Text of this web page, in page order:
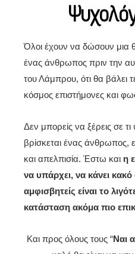
Όλοι έχουν να δώσουν μια
ένας άνθρωπος πριν την
του Λάμπρου, ότι θα βάλει
κόσμος επιστήμονες και
Δεν μπορείς να ξέρεις σε
βρίσκεται ένας άνθρωπος,
και απελπισία. Έστω και η
να υπάρχει, να κάνει
αμφισβητείς είναι το
κατάσταση ακόμα πιο
Και προς όλους τους “Ναι